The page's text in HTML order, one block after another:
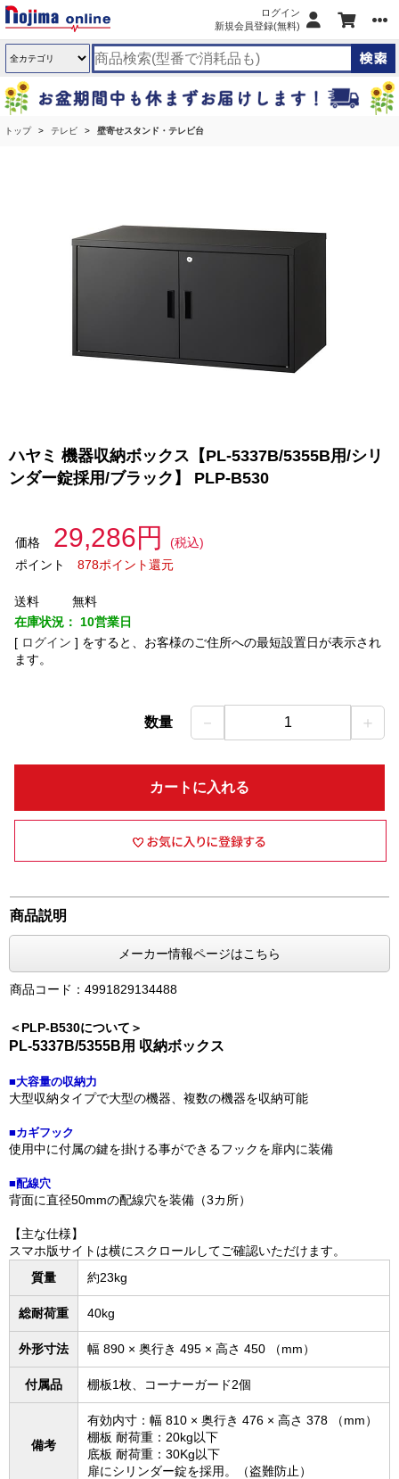
ログイン
新規会員登録(無料)
トップ テレビ 壁寄せスタンド・テレビ台
ハヤミ 機器収納ボックス【PL-5337B/5355B用/シリ
ンダー錠採用/ブラック】 PLP-B530
価格 29,286円
(税込)
ポイント
878ポイント還元
送料
無料
在庫状況： 10営業日
[ ログイン ] をすると、お客様のご住所への最短設置日が表示され
ます。
数量 － 1 ＋
カートに入れる
商品説明
メーカー情報ページはこちら
商品コード：4991829134488
＜PLP-B530について＞
PL-5337B/5355B用 収納ボックス
■大容量の収納力
大型収納タイプで大型の機器、複数の機器を収納可能
■カギフック
使用中に付属の鍵を掛ける事ができるフックを扉内に装備
■配線穴
背面に直径50mmの配線穴を装備（3カ所）
【主な仕様】
スマホ版サイトは横にスクロールしてご確認いただけます。
質量
約23kg
総耐荷重 40kg
外形寸法 幅 890 × 奥行き 495 × 高さ 450 （mm）
付属品 棚板1枚、コーナーガード2個
備考
有効内寸：幅 810 × 奥行き 476 × 高さ 378 （mm）
棚板 耐荷重：20kg以下
底板 耐荷重：30Kg以下
扉にシリンダー錠を採用。（盗難防止）